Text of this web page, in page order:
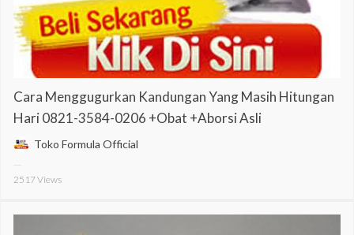
Cara Menggugurkan Kandungan Yang Masih Hitungan
Hari 0821-3584-0206 +Obat +Aborsi Asli
Toko Formula Official
2517Views